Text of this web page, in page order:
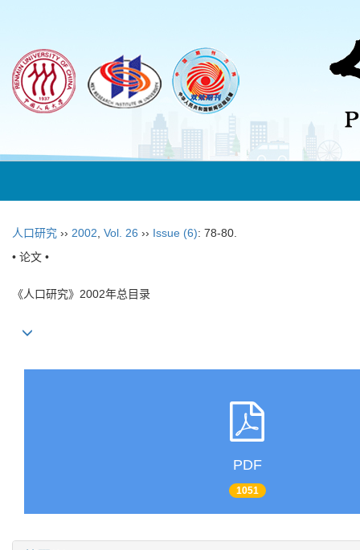
人口研究 ›› 2002 Vol. 26 ›› Issue (6): 78-80.
• 论文 •
《人口研究》2002年总目录
PDF
1051